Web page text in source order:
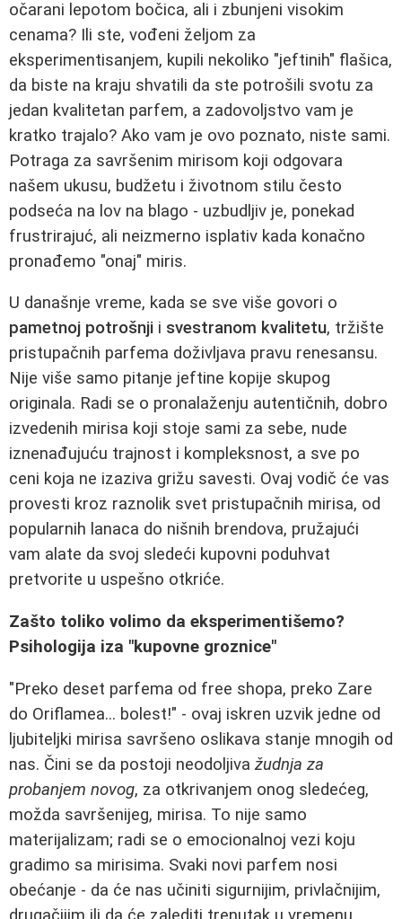
očarani lepotom bočica, ali i zbunjeni visokim
cenama? Ili ste, vođeni željom za
eksperimentisanjem, kupili nekoliko "jeftinih" flašica,
da biste na kraju shvatili da ste potrošili svotu za
jedan kvalitetan parfem, a zadovoljstvo vam je
kratko trajalo? Ako vam je ovo poznato, niste sami.
Potraga za savršenim mirisom koji odgovara
našem ukusu, budžetu i životnom stilu često
podseća na lov na blago - uzbudljiv je, ponekad
frustrirajuć, ali neizmerno isplativ kada konačno
pronađemo "onaj" miris.
U današnje vreme, kada se sve više govori o
pametnoj potrošnji i svestranom kvalitetu, tržište
pristupačnih parfema doživljava pravu renesansu.
Nije više samo pitanje jeftine kopije skupog
originala. Radi se o pronalaženju autentičnih, dobro
izvedenih mirisa koji stoje sami za sebe, nude
iznenađujuću trajnost i kompleksnost, a sve po
ceni koja ne izaziva grižu savesti. Ovaj vodič će vas
provesti kroz raznolik svet pristupačnih mirisa, od
popularnih lanaca do nišnih brendova, pružajući
vam alate da svoj sledeći kupovni poduhvat
pretvorite u uspešno otkriće.
Zašto toliko volimo da eksperimentišemo?
Psihologija iza "kupovne groznice"
"Preko deset parfema od free shopa, preko Zare
do Oriflamea... bolest!" - ovaj iskren uzvik jedne od
ljubiteljki mirisa savršeno oslikava stanje mnogih od
nas. Čini se da postoji neodoljiva žudnja za
probanjem novog, za otkrivanjem onog sledećeg,
možda savršenijeg, mirisa. To nije samo
materijalizam; radi se o emocionalnoj vezi koju
gradimo sa mirisima. Svaki novi parfem nosi
obećanje - da će nas učiniti sigurnijim, privlačnijim,